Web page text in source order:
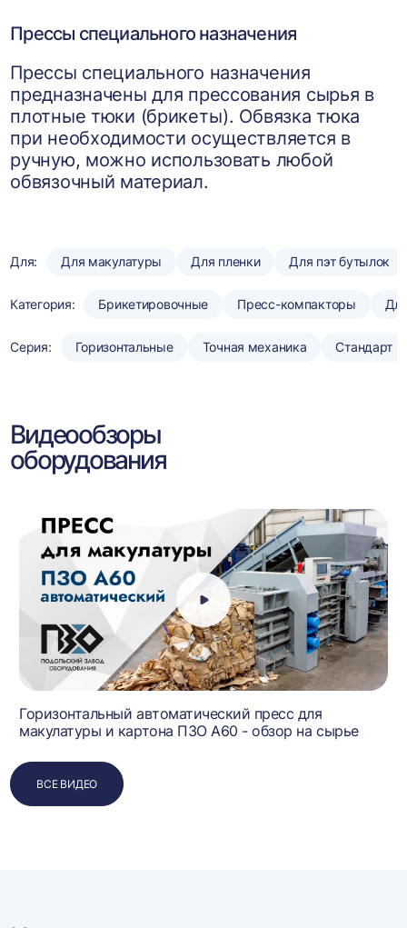
Прессы специального назначения
Прессы специального назначения
предназначены для прессования сырья в
плотные тюки (брикеты). Обвязка тюка
при необходимости осуществляется в
ручную, можно использовать любой
обвязочный материал.
Для: Для макулатуры Для пленки Для пэт бутылок
Категория: Брикетировочные Пресс-компакторы
Серия: Горизонтальные Точная механика Стандарт
Видеообзоры
оборудования
Горизонтальный автоматический пресс для
макулатуры и картона ПЗО А60 - обзор на сырье
ВСЕ ВИДЕО